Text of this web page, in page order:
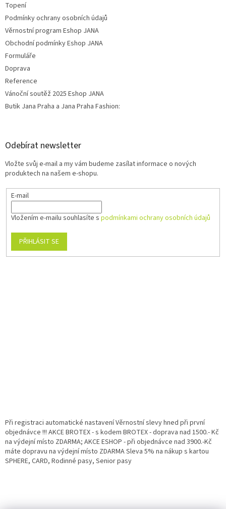
Topení
Podmínky ochrany osobních údajů
Věrnostní program Eshop JANA
Obchodní podmínky Eshop JANA
Formuláře
Doprava
Reference
Vánoční soutěž 2025 Eshop JANA
Butik Jana Praha a Jana Praha Fashion:
Odebírat newsletter
Vložte svůj e-mail a my vám budeme zasílat informace o nových
produktech na našem e-shopu.
E-mail
Vložením e-mailu souhlasíte s podmínkami ochrany osobních údajů
PŘIHLÁSIT SE
Při registraci automatické nastavení Věrnostní slevy hned při první
objednávce !!! AKCE BROTEX - s kodem BROTEX - doprava nad 1500.- Kč
na výdejní místo ZDARMA; AKCE ESHOP - při objednávce nad 3900.-Kč
máte dopravu na výdejní místo ZDARMA Sleva 5% na nákup s kartou
SPHERE, CARD, Rodinné pasy, Senior pasy